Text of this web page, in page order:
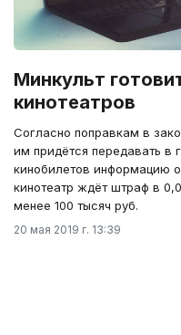
Минкульт
кинотеатров
Согласно поправкам в
им придётся передавать в
кинобилетов информацию
кинотеатр ждёт штраф в
менее 100 тысяч руб.
20 мая 2019 г. 13:39